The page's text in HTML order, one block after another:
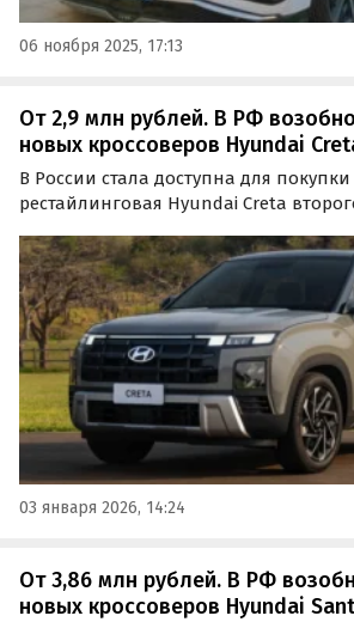
06 ноября 2025, 17:13
От 2,9 млн рублей. В РФ
новых кроссоверов Hyundai
В России стала доступна для
рестайлинговая Hyundai Creta
из классифайдов минимум 2 910 000
портал «Автоновости дня».
03 января 2026, 14:24
От 3,86 млн рублей. В РФ
новых кроссоверов Hyundai